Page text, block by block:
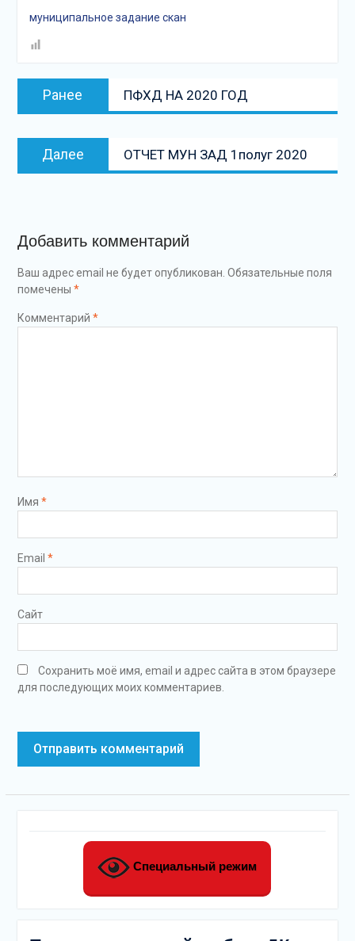
муки.
финалисткой
Всероссийского
года – 2025»
муниципальное задание скан
Навигация
Ранее
Предыдущая
запись:
ПФХД НА 2020 ГОД
Далее
запись
ОТЧЕТ МУН ЗАД 1полуг 2020
Добавить комментарий
Ваш адрес email не будет опубликован. Обязательные поля
помечены *
Комментарий *
Имя *
Email *
Сайт
Сохранить моё имя, email и адрес сайта в этом браузере
для последующих моих комментариев.
Специальный режим